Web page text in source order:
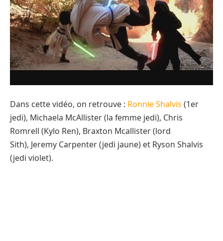
Dans cette vidéo, on retrouve : Ronnie Shalvis (1er
jedi), Michaela McAllister (la femme jedi), Chris
Romrell (Kylo Ren), Braxton Mcallister (lord
Sith), Jeremy Carpenter (jedi jaune) et Ryson Shalvis
(jedi violet).